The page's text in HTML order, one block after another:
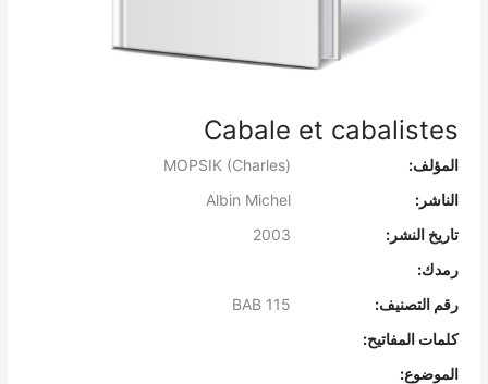
Cabale et cabalistes
المؤلف:
الناشر:
Albin Michel
تاريخ النشر:
رمدك:
رقم التصنيف:
كلمات المفاتيح:
الموضوع: